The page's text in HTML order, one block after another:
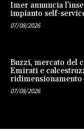
Imer annuncia
impianto self-
07/08/2026
Buzzi, mercato del
Emirati e
ridimensionamento
07/08/2026